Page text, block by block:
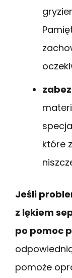
które
Jeśli
z lękiem
po pomoc
pomoże